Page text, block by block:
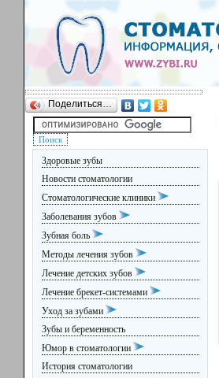
Поделиться…
Здоровые зубы
Новости стоматологии
Стоматологические клиники
Заболевания зубов
Зубная боль
Методы лечения зубов
Лечение детских зубов
Лечение брекет-системами
Уход за зубами
Зубы и беременность
Юмор в стоматологии
История стоматологии